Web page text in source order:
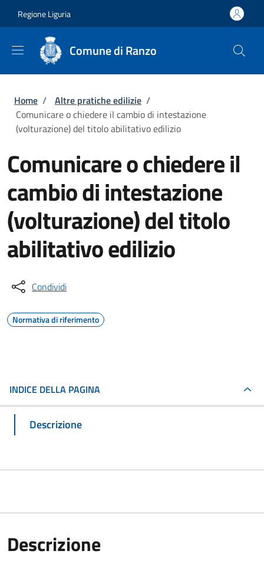
Regione Liguria
Comune di Ranzo
Briciole di pane
Home / Altre pratiche edilizie /
Comunicare o chiedere il cambio di intestazione
(volturazione) del titolo abilitativo edilizio
Comunicare o chiedere il
cambio di intestazione
(volturazione) del titolo
abilitativo edilizio
Condividi
Normativa di riferimento
INDICE DELLA PAGINA
Descrizione
Descrizione